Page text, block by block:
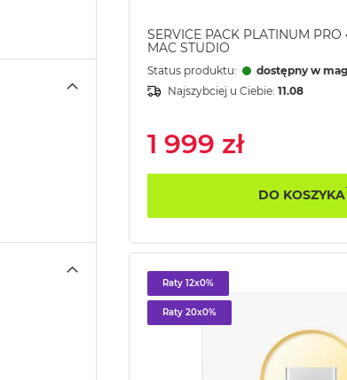
SERVICE PACK PLATINUM
MAC STUDIO
Status produktu:
dostępny w
Najszybciej u Ciebie: 11.08
1 999 zł
DO KOSZYKA
Raty 12x0%
Raty 20x0%